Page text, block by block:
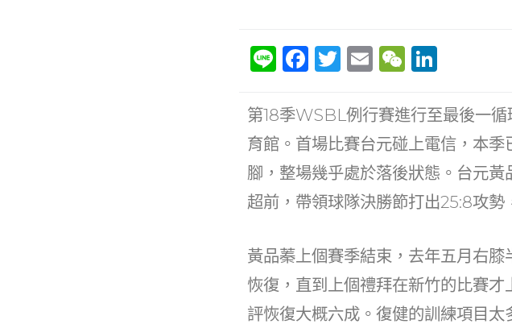
Li
e
F
c
e
b
o
o
k
T
itt
er
E
ai
l
W
C
h
at
k
e
dI
n
第18季WSBL例行賽進行至最後一
育館。首場比賽台元碰上電信，本
腳，整場幾乎處於落後狀態。台元
超前，帶領球隊決勝節打出25:8攻
黃品蓁上個賽季結束，去年五月右
恢復，直到上個禮拜在新竹的比賽
評恢復大概六成。復健的訓練項目